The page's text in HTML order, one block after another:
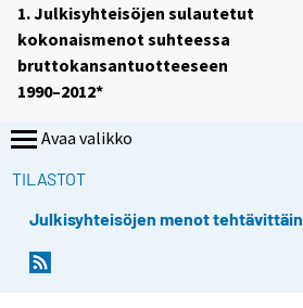
1. Julkisyhteisöjen sulautetut
kokonaismenot suhteessa
bruttokansantuotteeseen
1990–2012*
Avaa valikko
TILASTOT
Julkisyhteisöjen menot tehtävittäin